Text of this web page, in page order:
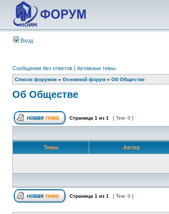
Вход
Сообщения без ответов | Активные темы
Список форумов » Основной форум » Об Обществе
Об Обществе
Страница 1 из 1 [ Тем: 0 ]
Темы Автор
Страница 1 из 1 [ Тем: 0 ]